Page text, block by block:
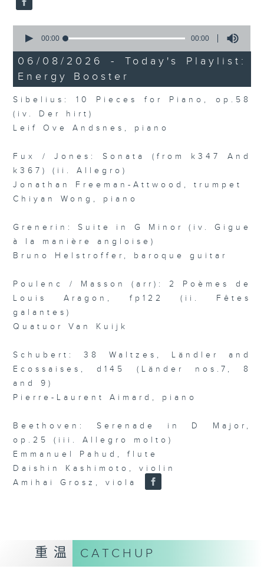
seconds
0
seconds
00:00 00:00
06/08/2026 - Today's Playlist:
Energy Booster
Sibelius: 10 Pieces for Piano, op.58
(iv. Der hirt)
Leif Ove Andsnes, piano
Fux / Jones: Sonata (from k347 And
k367) (ii. Allegro)
Jonathan Freeman-Attwood, trumpet
Chiyan Wong, piano
Grenerin: Suite in G Minor (iv. Gigue
à la manière angloise)
Bruno Helstroffer, baroque guitar
Poulenc / Masson (arr): 2 Poèmes de
Louis Aragon, fp122 (ii. Fêtes
galantes)
Quatuor Van Kuijk
Schubert: 38 Waltzes, Ländler and
Ecossaises, d145 (Länder nos.7, 8
and 9)
Pierre-Laurent Aimard, piano
Beethoven: Serenade in D Major,
op.25 (iii. Allegro molto)
Emmanuel Pahud, flute
Daishin Kashimoto, violin
Amihai Grosz, viola
重温 CATCHUP